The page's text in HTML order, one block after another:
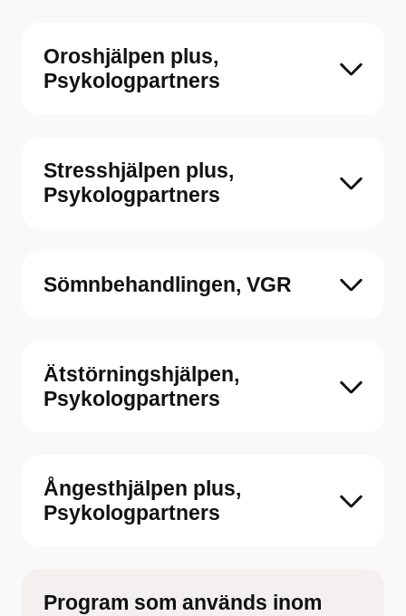
Oroshjälpen plus,
Psykologpartners
Stresshjälpen plus,
Psykologpartners
Sömnbehandlingen, VGR
Ätstörningshjälpen,
Psykologpartners
Ångesthjälpen plus,
Psykologpartners
Program som används inom